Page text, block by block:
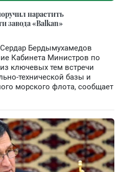
нарастить
завода «Balkan»
Бердымухамедов
Кабинета Министров по
ключевых тем встречи
технической базы и
морского флота, сообщает